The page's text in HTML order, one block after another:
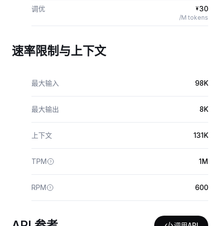
调优 ¥30
/M tokens
速率限制与上下文
最大输入 98K
最大输出 8K
上下文 131K
TPM 1M
RPM 600